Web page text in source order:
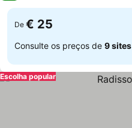
De € 25
Consulte os preços de 9 sites
Escolha popular